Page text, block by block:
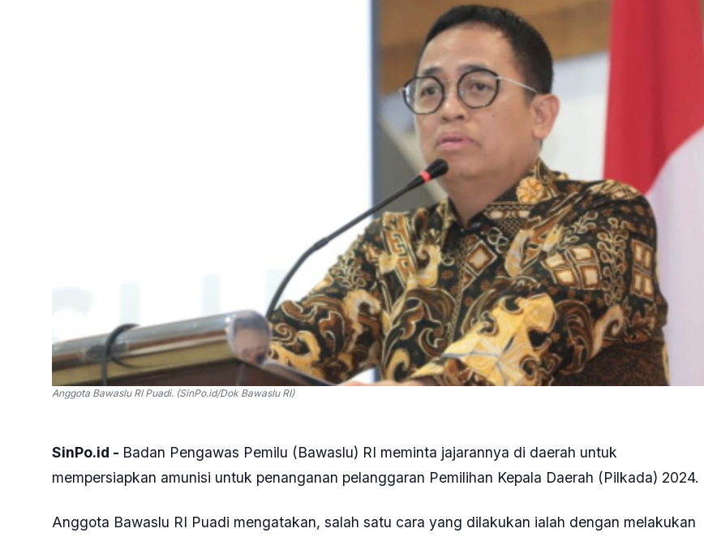
Anggota Bawaslu RI Puadi. (SinPo.id/Dok Bawaslu RI)
SinPo.id - Badan Pengawas Pemilu (Bawaslu) RI meminta jajarannya di daerah untuk
mempersiapkan amunisi untuk penanganan pelanggaran Pemilihan Kepala Daerah (Pilkada) 2024.
Anggota Bawaslu RI Puadi mengatakan, salah satu cara yang dilakukan ialah dengan melakukan